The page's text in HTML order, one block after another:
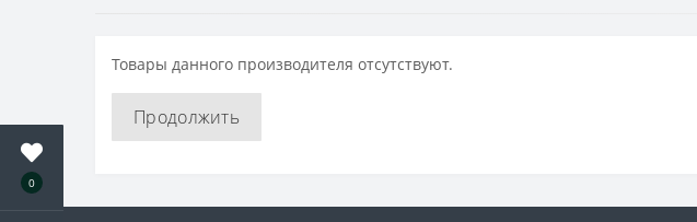
0
Товары данного производителя отсутствуют.
Продолжить